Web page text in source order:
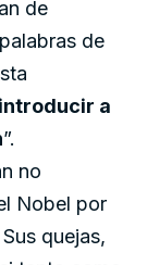
de
de
introducir a
”.
no
Nobel por
quejas,